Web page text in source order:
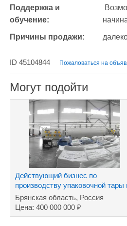
Поддержка и
обучение:
Причины продажи:
ID 45104844 Пожаловаться на
Могут подойти
Действующий бизнес по
производству упаковочной тары
полимеров
Брянская область, Россия
Цена: 400 000 000 ₽